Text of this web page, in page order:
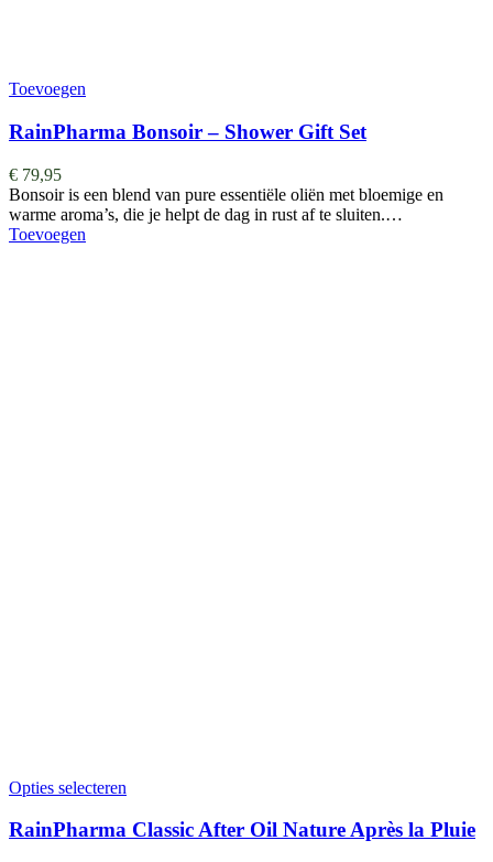
Toevoegen
RainPharma Bonsoir – Shower Gift Set
€ 79,95
Bonsoir is een blend van pure essentiële oliën met bloemige en
warme aroma’s, die je helpt de dag in rust af te sluiten.…
Toevoegen
Opties selecteren
RainPharma Classic After Oil Nature Après la Pluie